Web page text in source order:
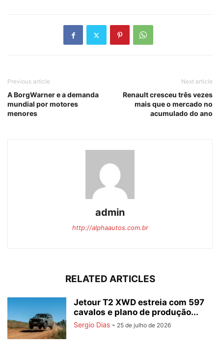
Previous article
A BorgWarner e a demanda
mundial por motores
menores
Next article
Renault cresceu três vezes
mais que o mercado no
acumulado do ano
admin
http://alphaautos.com.br
RELATED ARTICLES
Jetour T2 XWD estreia com 597
cavalos e plano de produção...
Sergio Dias - 25 de julho de 2026